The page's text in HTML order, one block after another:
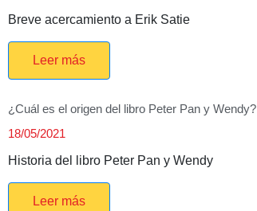
Breve acercamiento a Erik Satie
Leer más
¿Cuál es el origen del libro Peter Pan y Wendy?
18/05/2021
Historia del libro Peter Pan y Wendy
Leer más